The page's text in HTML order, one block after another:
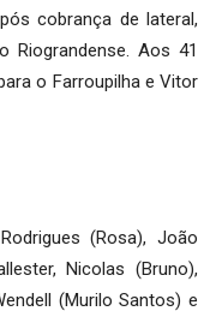
cobrança de lateral,
Riograndense. Aos 41
o Farroupilha e Vitor
(Rosa), João
Nicolas (Bruno),
(Murilo Santos) e